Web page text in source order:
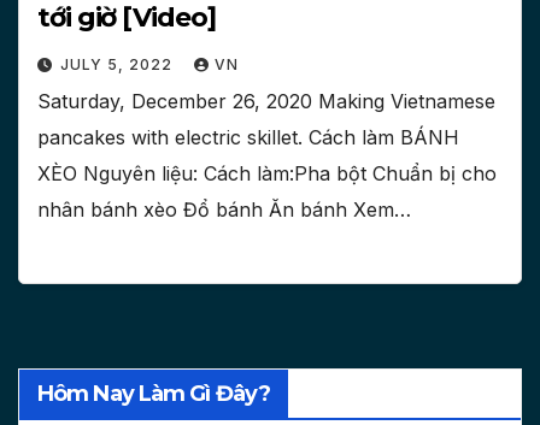
tới giờ [Video]
JULY 5, 2022 VN
Saturday, December 26, 2020 Making Vietnamese
pancakes with electric skillet. Cách làm BÁNH
XÈO Nguyên liệu: Cách làm:Pha bột Chuẩn bị cho
nhân bánh xèo Đổ bánh Ăn bánh Xem…
Hôm Nay Làm Gì Đây?